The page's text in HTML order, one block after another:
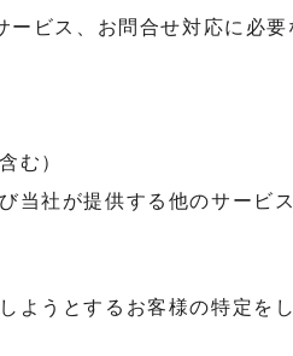
ビス、お問合せ対応に必
む）
当社が提供する他のサービ
ようとするお客様の特定を